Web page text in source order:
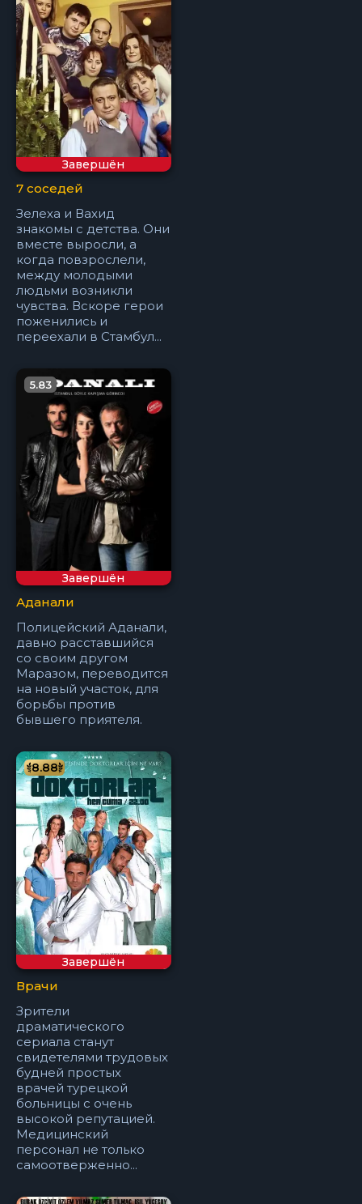
Завершён
7 соседей
Зелеха и Вахид
знакомы с детства. Они
вместе выросли, а
когда повзрослели,
между молодыми
людьми возникли
чувства. Вскоре герои
поженились и
переехали в Стамбул...
Завершён
5.83
Аданали
Полицейский Аданали,
давно расставшийся
со своим другом
Маразом, переводится
на новый участок, для
борьбы против
бывшего приятеля.
Завершён
8.88
Врачи
Зрители
драматического
сериала станут
свидетелями трудовых
будней простых
врачей турецкой
больницы с очень
высокой репутацией.
Медицинский
персонал не только
самоотверженно...